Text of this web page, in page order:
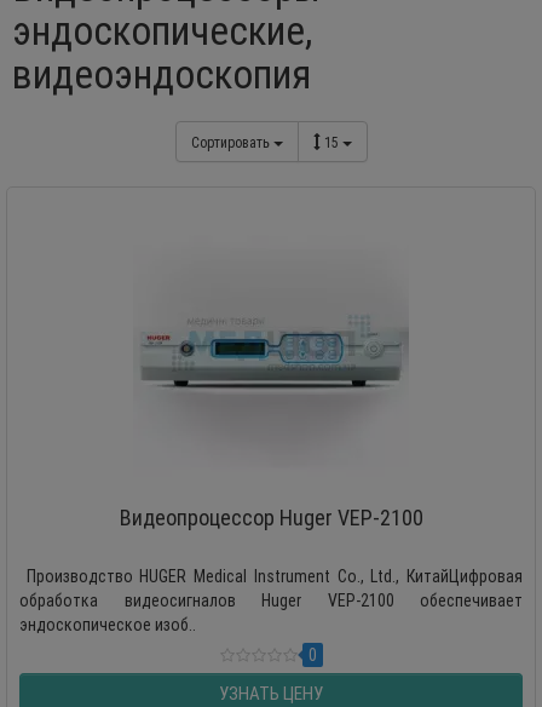
эндоскопические,
видеоэндоскопия
Сортировать 15
Видеопроцессор Huger VEP-2100
Производство HUGER Medical Instrument Co., Ltd., КитайЦифровая
обработка видеосигналов Huger VEP-2100 обеспечивает
эндоскопическое изоб..
0
УЗНАТЬ ЦЕНУ